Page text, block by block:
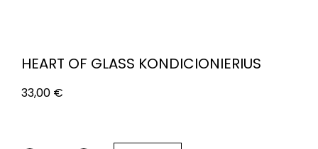
HEART OF GLASS KONDICIONIERIUS
33,00 €